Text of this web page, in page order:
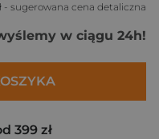
- sugerowana cena detaliczna
w ciągu 24h!
399 zł